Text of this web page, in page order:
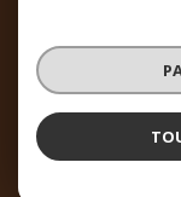
© 2026 |
Nos
Admin